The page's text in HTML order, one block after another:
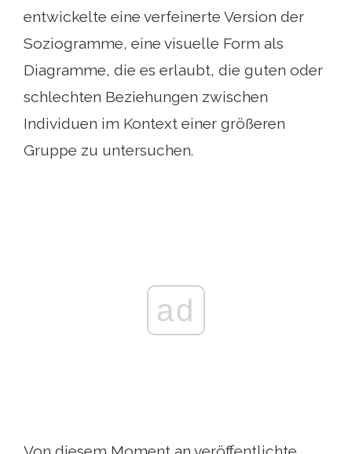
entwickelte eine verfeinerte Version der
Soziogramme, eine visuelle Form als
Diagramme, die es erlaubt, die guten oder
schlechten Beziehungen zwischen
Individuen im Kontext einer größeren
Gruppe zu untersuchen.
ad